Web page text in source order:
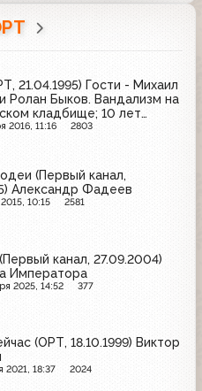
21.04.1995) Гости - Михаил
Ролан Быков. Вандализм на
кладбище; 10 лет
военная и общая
2016, 11:16 2803
(Первый канал,
Александр Фадеев
10:15 2581
канал, 27.09.2004)
Императора
2025, 14:52 377
(ОРТ, 18.10.1999) Виктор
2021, 18:37 2024